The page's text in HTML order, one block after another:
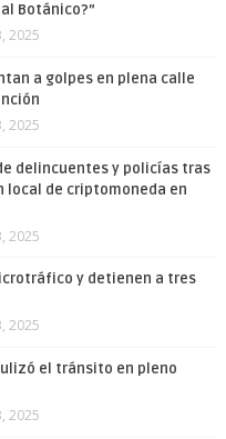
Botánico?”
2025
a golpes en plena calle
2025
delincuentes y policías tras
local de criptomoneda en
2025
y detienen a tres
2025
el tránsito en pleno
2025